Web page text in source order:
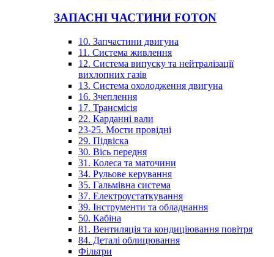
ЗАПАСНІ ЧАСТИНИ FOTON
10. Запчастини двигуна
11. Система живлення
12. Система випуску та нейтралізації
вихлопних газів
13. Система охолодження двигуна
16. Зчеплення
17. Трансмісія
22. Карданні вали
23-25. Мости провідні
29. Підвіска
30. Вісь передня
31. Колеса та маточини
34. Рульове керування
35. Гальмівна система
37. Електроустаткування
39. Інструменти та обладнання
50. Кабіна
81. Вентиляція та кондиціювання повітря
84. Деталі облицювання
Фільтри